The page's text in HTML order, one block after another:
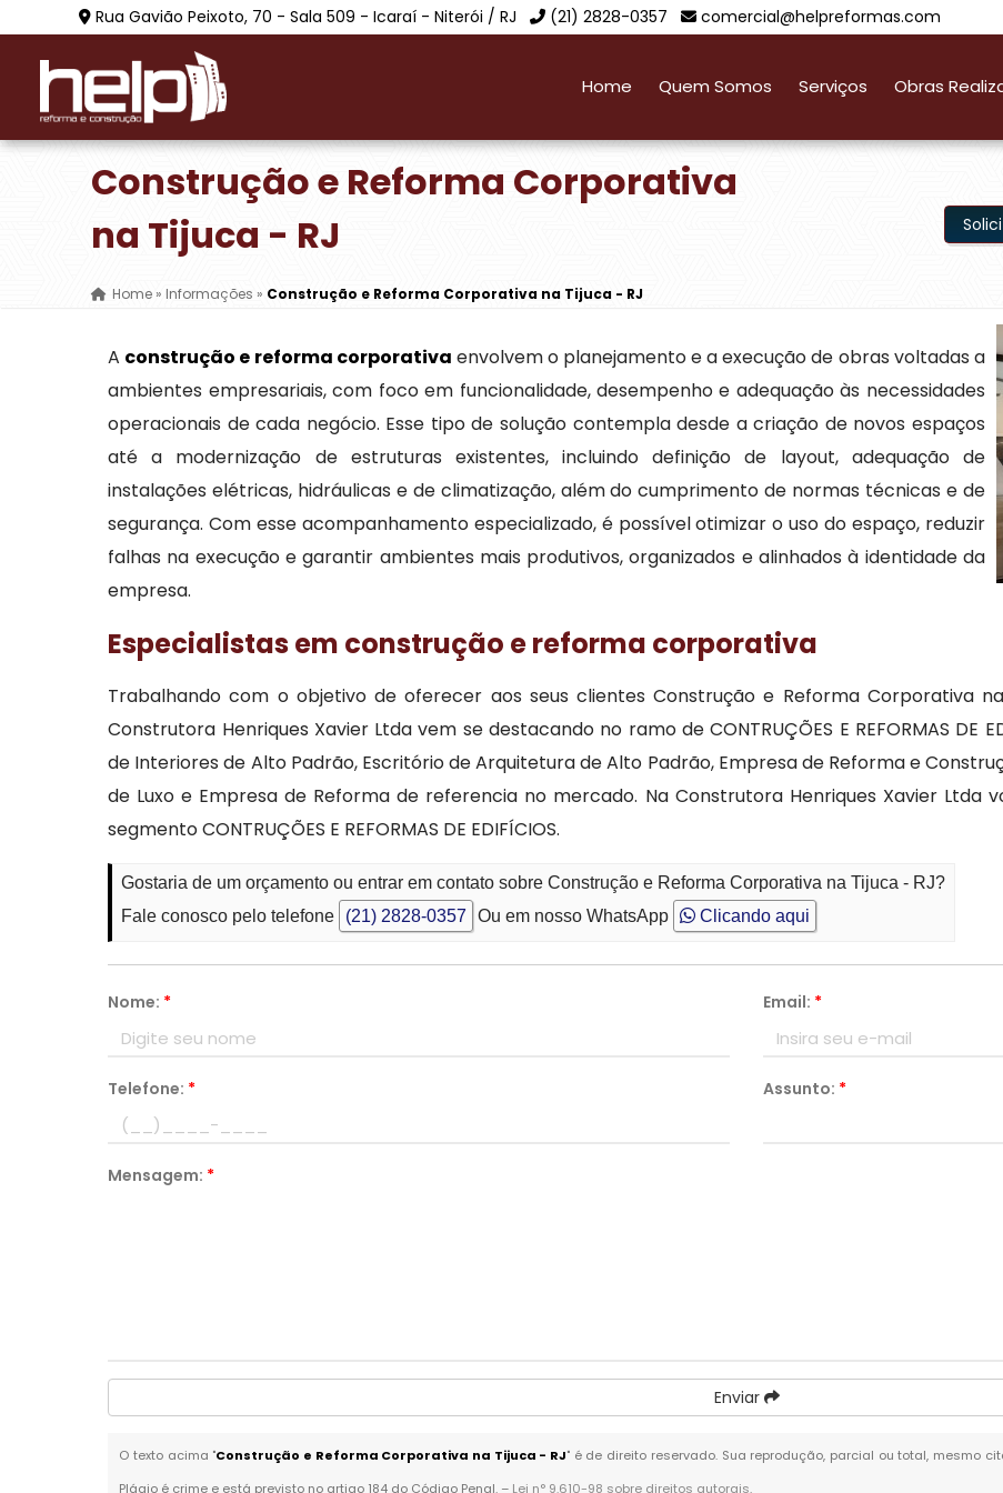
Rua Gavião Peixoto, 70 - Sala 509 - Icaraí - Niterói / RJ (21) 2828-0357 comercial@helpreformas.com
Home Quem Somos Serviços Obras
Construção e Reforma Corporativa
na Tijuca - RJ
Home »Informações » Construção e Reforma Corporativa na Tijuca - RJ
A construção e reforma corporativa envolvem o planejamento e a execução de obras voltadas a
ambientes empresariais, com foco em funcionalidade, desempenho e adequação às necessidades
operacionais de cada negócio. Esse tipo de solução contempla desde a criação de novos espaços
até a modernização de estruturas existentes, incluindo definição de layout, adequação de
instalações elétricas, hidráulicas e de climatização, além do cumprimento de normas técnicas e de
segurança. Com esse acompanhamento especializado, é possível otimizar o uso do espaço, reduzir
falhas na execução e garantir ambientes mais produtivos, organizados e alinhados à identidade da
empresa.
Especialistas em construção e reforma corporativa
Trabalhando com o objetivo de oferecer aos seus clientes Construção e Reforma Corporativa
Construtora Henriques Xavier Ltda vem se destacando no ramo de CONTRUÇÕES E REFORMAS DE
de Interiores de Alto Padrão, Escritório de Arquitetura de Alto Padrão, Empresa de Reforma e
de Luxo e Empresa de Reforma de referencia no mercado. Na Construtora Henriques Xavier
segmento CONTRUÇÕES E REFORMAS DE EDIFÍCIOS.
Gostaria de um orçamento ou entrar em contato sobre Construção e Reforma Corporativa na Tijuca - RJ?
Fale conosco pelo telefone
(21) 2828-0357 Ou em nosso WhatsApp Clicando aqui
Nome: * Email: *
Telefone: * Assunto: *
Mensagem: *
Enviar
O texto acima "Construção e Reforma Corporativa na Tijuca - RJ" é de direito reservado. Sua reprodução, parcial ou total, mesmo
Plágio é crime e está previsto no artigo 184 do Código Penal. – Lei n° 9.610-98 sobre direitos autorais.